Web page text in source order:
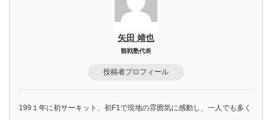
矢田 靖也
観戦塾代表
投稿者プロフィール
199１年に初サーキット、初F1で現地の雰囲気に感動し、一人でも多く